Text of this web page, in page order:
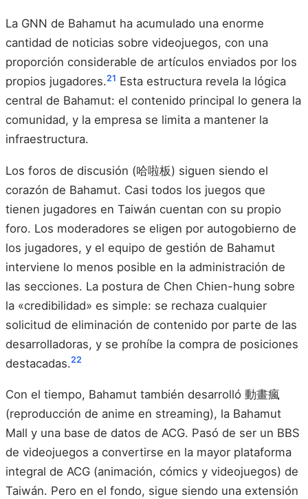
La GNN de Bahamut ha acumulado una enorme
cantidad de noticias sobre videojuegos, con una
proporción considerable de artículos enviados por los
propios jugadores.21 Esta estructura revela la lógica
central de Bahamut: el contenido principal lo genera la
comunidad, y la empresa se limita a mantener la
infraestructura.
Los foros de discusión (哈啦板) siguen siendo el
corazón de Bahamut. Casi todos los juegos que
tienen jugadores en Taiwán cuentan con su propio
foro. Los moderadores se eligen por autogobierno de
los jugadores, y el equipo de gestión de Bahamut
interviene lo menos posible en la administración de
las secciones. La postura de Chen Chien-hung sobre
la «credibilidad» es simple: se rechaza cualquier
solicitud de eliminación de contenido por parte de las
desarrolladoras, y se prohíbe la compra de posiciones
destacadas.22
Con el tiempo, Bahamut también desarrolló 動畫瘋
(reproducción de anime en streaming), la Bahamut
Mall y una base de datos de ACG. Pasó de ser un BBS
de videojuegos a convertirse en la mayor plataforma
integral de ACG (animación, cómics y videojuegos) de
Taiwán. Pero en el fondo, sigue siendo una extensión